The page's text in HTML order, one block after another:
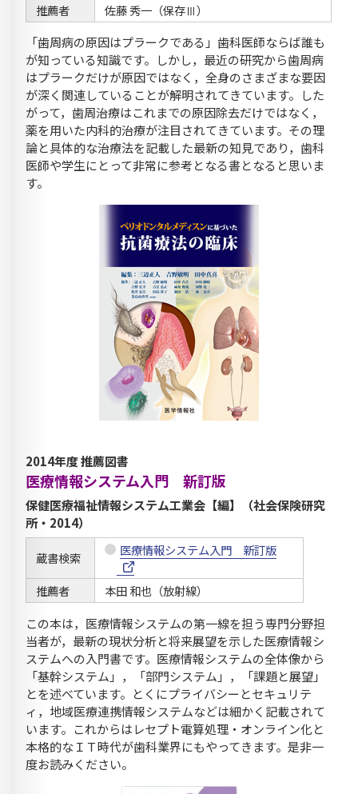
推薦者
佐藤 秀一（保存Ⅲ）
「歯周病の原因はプラークである」歯科医師ならば誰も
が知っている知識です。しかし，最近の研究から歯周病
はプラークだけが原因ではなく，全身のさまざまな要因
が深く関連していることが解明されてきています。した
がって，歯周治療はこれまでの原因除去だけではなく，
薬を用いた内科的治療が注目されてきています。その理
論と具体的な治療法を記載した最新の知見であり，歯科
医師や学生にとって非常に参考となる書となると思いま
す。
2014年度 推薦図書
医療情報システム入門 新訂版
保健医療福祉情報システム工業会【編】（社会保険研究
所・2014）
蔵書検索 医療情報システム入門 新訂版
推薦者
本田 和也（放射線）
この本は，医療情報システムの第一線を担う専門分野担
当者が，最新の現状分析と将来展望を示した医療情報シ
ステムへの入門書です。医療情報システムの全体像から
「基幹システム」，「部門システム」，「課題と展望」
とを述べています。とくにプライバシーとセキュリテ
ィ，地域医療連携情報システムなどは細かく記載されて
います。これからはレセプト電算処理・オンライン化と
本格的なＩＴ時代が歯科業界にもやってきます。是非一
度お読みください。